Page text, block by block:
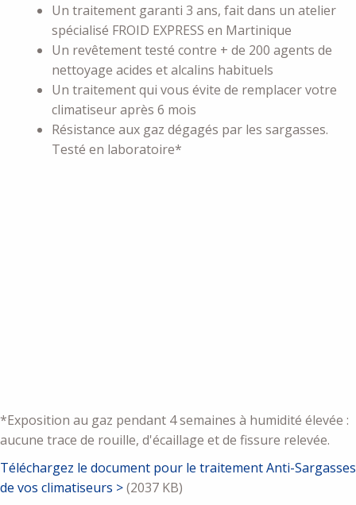
Un traitement garanti 3 ans, fait dans un atelier
spécialisé FROID EXPRESS en Martinique
Un revêtement testé contre + de 200 agents de
nettoyage acides et alcalins habituels
Un traitement qui vous évite de remplacer votre
climatiseur après 6 mois
Résistance aux gaz dégagés par les sargasses.
Testé en laboratoire*
*Exposition au gaz pendant 4 semaines à humidité élevée :
aucune trace de rouille, d'écaillage et de fissure relevée.
Téléchargez le document pour le traitement Anti-Sargasses
de vos climatiseurs >(2037 KB)